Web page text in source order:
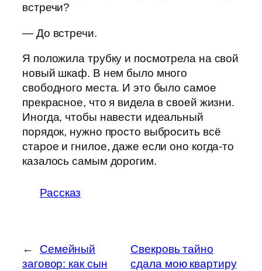
встречи?
— До встречи.
Я положила трубку и посмотрела на свой
новый шкаф. В нем было много
свободного места. И это было самое
прекрасное, что я видела в своей жизни.
Иногда, чтобы навести идеальный
порядок, нужно просто выбросить всё
старое и гнилое, даже если оно когда-то
казалось самым дорогим.
Рассказ
←
Семейный
заговор: как сын
Свекровь тайно
сдала мою квартиру